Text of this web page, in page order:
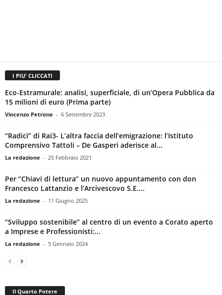
I PIU' CLICCATI
Eco-Estramurale: analisi, superficiale, di un’Opera Pubblica da
15 milioni di euro (Prima parte)
Vincenzo Petrone - 6 Settembre 2023
“Radici” di Rai3- L’altra faccia dell’emigrazione: l’Istituto
Comprensivo Tattoli – De Gasperi aderisce al...
La redazione - 25 Febbraio 2021
Per “Chiavi di lettura” un nuovo appuntamento con don
Francesco Lattanzio e l’Arcivescovo S.E....
La redazione - 11 Giugno 2025
“Sviluppo sostenibile” al centro di un evento a Corato aperto
a Imprese e Professionisti:...
La redazione - 5 Gennaio 2024
Il Quarto Potere